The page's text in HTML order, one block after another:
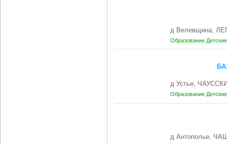
д Велевщина,
Образование
д Устье,
Образование
д Антополье,